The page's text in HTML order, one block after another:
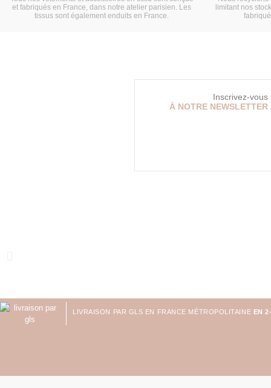
et fabriqués en France, dans notre atelier parisien. Les
tissus sont également enduits en France.
limitant nos
Inscrivez-vous
À NOTRE NEWSLETTER
LIVRAISON PAR GLS EN FRANCE MÉTROPOLITAINE EN